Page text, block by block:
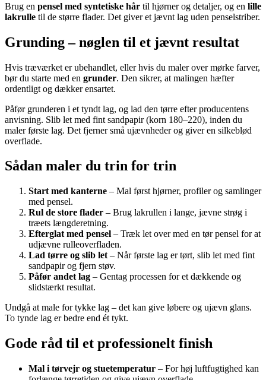
Brug en pensel med syntetiske hår til hjørner og detaljer, og en lille
lakrulle til de større flader. Det giver et jævnt lag uden penselstriber.
Grunding – nøglen til et jævnt resultat
Hvis træværket er ubehandlet, eller hvis du maler over mørke farver,
bør du starte med en grunder. Den sikrer, at malingen hæfter
ordentligt og dækker ensartet.
Påfør grunderen i et tyndt lag, og lad den tørre efter producentens
anvisning. Slib let med fint sandpapir (korn 180–220), inden du
maler første lag. Det fjerner små ujævnheder og giver en silkeblød
overflade.
Sådan maler du trin for trin
Start med kanterne – Mal først hjørner, profiler og samlinger
med pensel.
Rul de store flader – Brug lakrullen i lange, jævne strøg i
træets længderetning.
Efterglat med pensel – Træk let over med en tør pensel for at
udjævne rulleoverfladen.
Lad tørre og slib let – Når første lag er tørt, slib let med fint
sandpapir og fjern støv.
Påfør andet lag – Gentag processen for et dækkende og
slidstærkt resultat.
Undgå at male for tykke lag – det kan give løbere og ujævn glans.
To tynde lag er bedre end ét tykt.
Gode råd til et professionelt finish
Mal i tørvejr og stuetemperatur – For høj luftfugtighed kan